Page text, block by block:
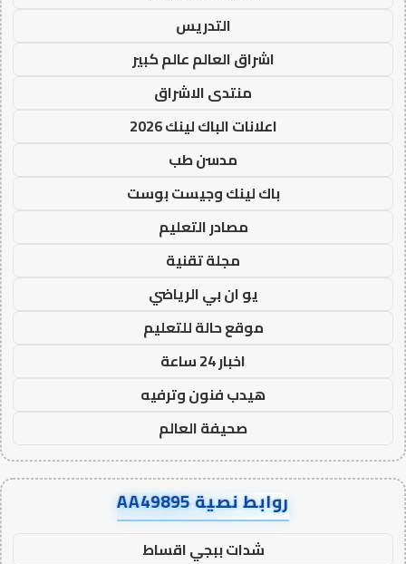
التدريس
اشراق العالم عالم كبير
منتدى الاشراق
اعلانات الباك لينك 2026
مدسن طب
باك لينك وجيست بوست
مصادر التعليم
مجلة تقنية
يو ان بي الرياضي
موقع حالة للتعليم
اخبار 24 ساعة
هيدب فنون وترفيه
صحيفة العالم
روابط نصية AA49895
شدات ببجي اقساط